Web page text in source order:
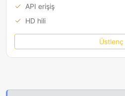
API erişiş
HD hili
Üstlenç